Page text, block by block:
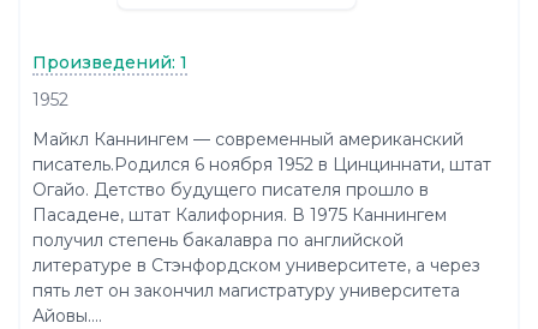
Произведений: 1
1952
Майкл Каннингем — современный американский
писатель.Родился 6 ноября 1952 в Цинциннати, штат
Огайо. Детство будущего писателя прошло в
Пасадене, штат Калифорния. В 1975 Каннингем
получил степень бакалавра по английской
литературе в Стэнфордском университете, а через
пять лет он закончил магистратуру университета
Айовы....